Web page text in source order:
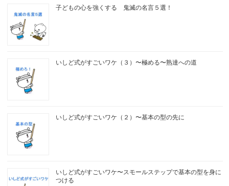
子どもの心を強くする 鬼滅の名言５選！
いしど式がすごいワケ（３）〜極める〜熟達への道
いしど式がすごいワケ（２）〜基本の型の先に
いしど式がすごいワケ〜スモールステップで基本の型を身に
つける